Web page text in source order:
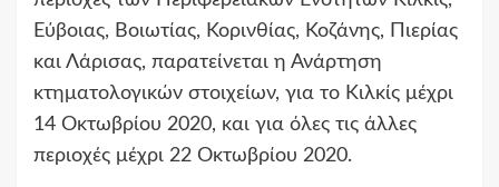
Εύβοιας, Βοιωτίας, Κορινθίας, Κοζάνης, Πιερίας
και Λάρισας, παρατείνεται η Ανάρτηση
κτηματολογικών στοιχείων, για το Κιλκίς μέχρι
14 Οκτωβρίου 2020, και για όλες τις άλλες
περιοχές μέχρι 22 Οκτωβρίου 2020.